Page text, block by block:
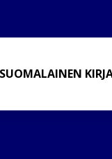
SUOMALAINEN